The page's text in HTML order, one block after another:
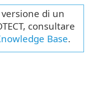
di un
consultare
Base.